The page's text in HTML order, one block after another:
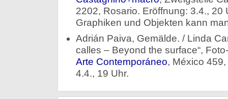
2202, Rosario. Eröffnung: 3.4., 20
Graphiken und Objekten kann
Adrián Paiva, Gemälde. / Linda
calles – Beyond the surface“,
Arte Contemporáneo, México
4.4., 19 Uhr.